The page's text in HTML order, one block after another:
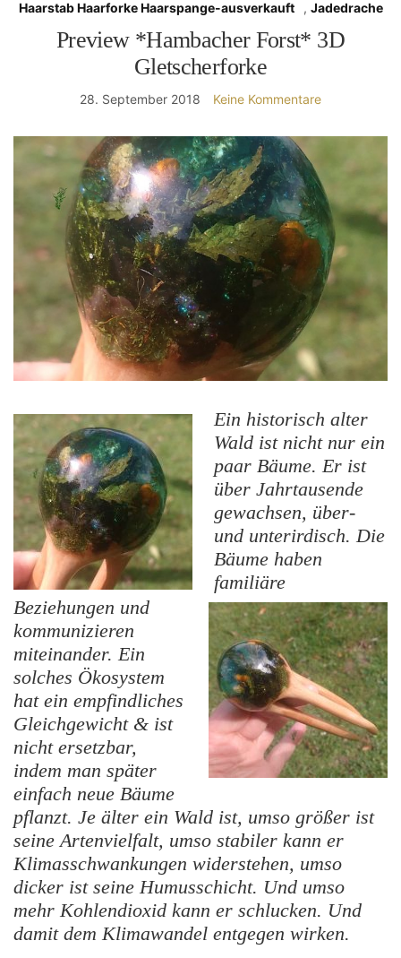
Haarstab Haarforke Haarspange-ausverkauft , Jadedrache
Preview *Hambacher Forst* 3D
Gletscherforke
28. September 2018 Keine Kommentare
Ein historisch alter
Wald ist nicht nur ein
paar Bäume. Er ist
über Jahrtausende
gewachsen, über-
und unterirdisch. Die
Bäume haben
familiäre
Beziehungen und
kommunizieren
miteinander. Ein
solches Ökosystem
hat ein empfindliches
Gleichgewicht & ist
nicht ersetzbar,
indem man später
einfach neue Bäume
pflanzt. Je älter ein Wald ist, umso größer ist
seine Artenvielfalt, umso stabiler kann er
Klimasschwankungen widerstehen, umso
dicker ist seine Humusschicht. Und umso
mehr Kohlendioxid kann er schlucken. Und
damit dem Klimawandel entgegen wirken.